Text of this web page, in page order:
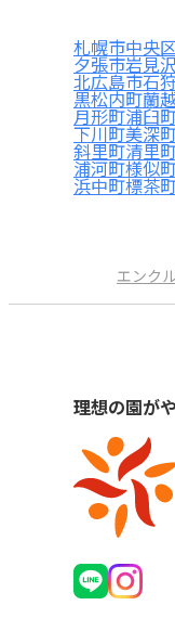
札幌市中央
夕張市岩見
北広島市石
黒松内町蘭
月形町浦臼
下川町美深
斜里町清里
浦河町様似
浜中町標茶
エンク
理想の園が